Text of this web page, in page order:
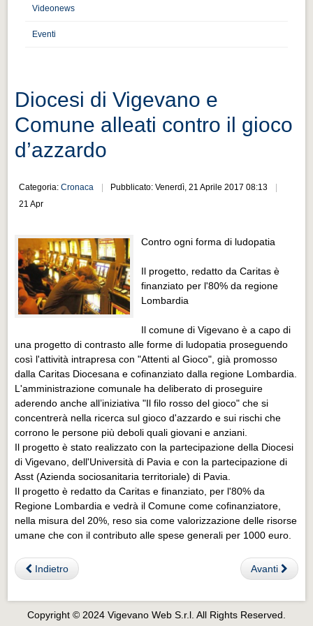
Distretto industriale
Muoversi a Vigevano
Cultura e turismo 4.0
PROGETTI
PROGETTI
Progetti Aperti
Progetti Realizzati
EVENTI
EVENTI
Eventi Vigevano
Eventi Vigevano
Eventi Pavia
Eventi Pavia
Videonews
Eventi
Diocesi di Vigevano e
Comune alleati contro il gioco
d’azzardo
Categoria:Cronaca
Pubblicato: Venerdì, 21 Aprile 2017 08:13
21 Apr
Contro ogni forma di ludopatia
Il progetto, redatto da Caritas è
finanziato per l'80% da regione
Lombardia
Il comune di Vigevano è a capo di
una progetto di contrasto alle forme di ludopatia proseguendo
così l'attività intrapresa con "Attenti al Gioco", già promosso
dalla Caritas Diocesana e cofinanziato dalla regione Lombardia.
L'amministrazione comunale ha deliberato di proseguire
aderendo anche all’iniziativa "Il filo rosso del gioco" che si
concentrerà nella ricerca sul gioco d'azzardo e sui rischi che
corrono le persone più deboli quali giovani e anziani.
Il progetto è stato realizzato con la partecipazione della Diocesi
di Vigevano, dell'Università di Pavia e con la partecipazione di
Asst (Azienda sociosanitaria territoriale) di Pavia.
Il progetto è redatto da Caritas e finanziato, per l'80% da
Regione Lombardia e vedrà il Comune come cofinanziatore,
nella misura del 20%, reso sia come valorizzazione delle risorse
umane che con il contributo alle spese generali per 1000 euro.
Indietro Avanti
Copyright © 2024 Vigevano Web S.r.l. All Rights Reserved.